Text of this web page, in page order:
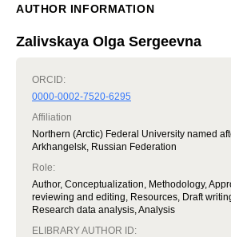
AUTHOR INFORMATION
Zalivskaya Olga Sergeevna
ORCID:
0000-0002-7520-6295
Affiliation
Northern (Arctic) Federal University named
Arkhangelsk, Russian Federation
Role:
Author, Conceptualization, Methodology,
reviewing and editing, Resources, Draft
Research data analysis, Analysis
ELIBRARY AUTHOR ID: